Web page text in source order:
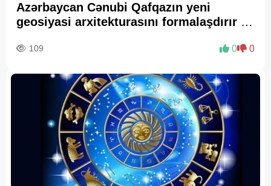
Azərbaycan Cənubi Qafqazın yeni
geosiyasi arxitekturasını formalaşdırır –
109 0 0